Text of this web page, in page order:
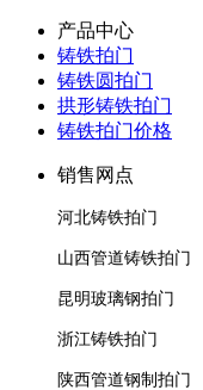
产品中心
铸铁拍门
铸铁圆拍门
拱形铸铁拍门
铸铁拍门价格
销售网点
河北铸铁拍门
山西管道铸铁拍
昆明玻璃钢拍门
浙江铸铁拍门
陕西管道钢制拍